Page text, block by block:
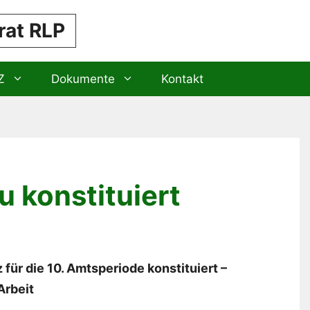
RLP
Dokumente Kontakt
konstituiert
die 10. Amtsperiode konstituiert –